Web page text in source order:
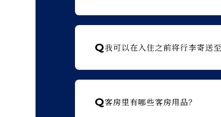
Q我可以在入住之前将行李寄送
Q客房里有哪些客房用品？